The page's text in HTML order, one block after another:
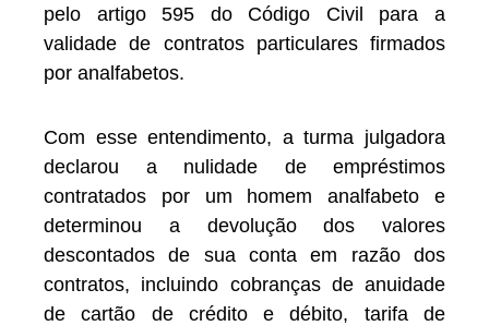
pelo artigo 595 do Código Civil para a
validade de contratos particulares firmados
por analfabetos.
Com esse entendimento, a turma julgadora
declarou a nulidade de empréstimos
contratados por um homem analfabeto e
determinou a devolução dos valores
descontados de sua conta em razão dos
contratos, incluindo cobranças de anuidade
de cartão de crédito e débito, tarifa de